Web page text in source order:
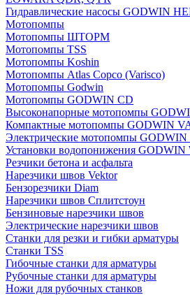
Гидравлические насосы GODWIN
Мотопомпы
Мотопомпы ШТОРМ
Мотопомпы TSS
Мотопомпы Koshin
Мотопомпы Atlas Copco (Varisco)
Мотопомпы Godwin
Мотопомпы GODWIN CD
Высоконапорные мотопомпы
Компактные мотопомпы GODWIN
Электрические мотопомпы
Установки водопонижения GODWIN
Резчики бетона и асфальта
Нарезчики швов Vektor
Бензорезчики Diam
Нарезчики швов Сплитстоун
Бензиновые нарезчики швов
Электрические нарезчики швов
Станки для резки и гибки арматуры
Станки TSS
Гибочные станки для арматуры
Рубочные станки для арматуры
Ножи для рубочных станков